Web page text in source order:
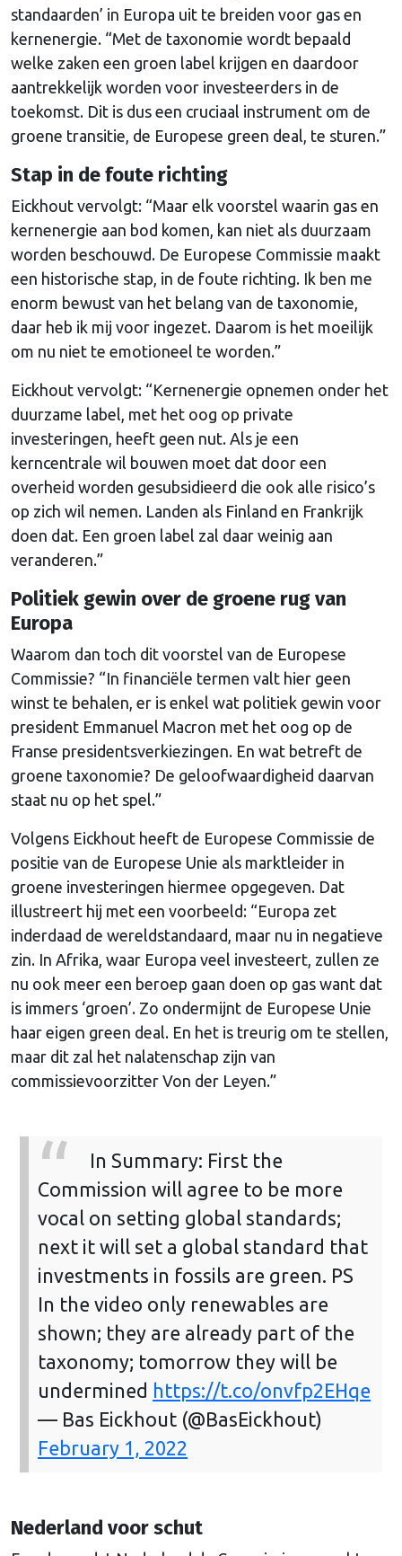
standaarden’ in Europa uit te breiden voor gas en
kernenergie. “Met de taxonomie wordt bepaald
welke zaken een groen label krijgen en daardoor
aantrekkelijk worden voor investeerders in de
toekomst. Dit is dus een cruciaal instrument om de
groene transitie, de Europese green deal, te sturen.”
Stap in de foute richting
Eickhout vervolgt: “Maar elk voorstel waarin gas en
kernenergie aan bod komen, kan niet als duurzaam
worden beschouwd. De Europese Commissie maakt
een historische stap, in de foute richting. Ik ben me
enorm bewust van het belang van de taxonomie,
daar heb ik mij voor ingezet. Daarom is het moeilijk
om nu niet te emotioneel te worden.”
Eickhout vervolgt: “Kernenergie opnemen onder het
duurzame label, met het oog op private
investeringen, heeft geen nut. Als je een
kerncentrale wil bouwen moet dat door een
overheid worden gesubsidieerd die ook alle risico’s
op zich wil nemen. Landen als Finland en Frankrijk
doen dat. Een groen label zal daar weinig aan
veranderen.”
Politiek gewin over de groene rug van
Europa
Waarom dan toch dit voorstel van de Europese
Commissie? “In financiële termen valt hier geen
winst te behalen, er is enkel wat politiek gewin voor
president Emmanuel Macron met het oog op de
Franse presidentsverkiezingen. En wat betreft de
groene taxonomie? De geloofwaardigheid daarvan
staat nu op het spel.”
Volgens Eickhout heeft de Europese Commissie de
positie van de Europese Unie als marktleider in
groene investeringen hiermee opgegeven. Dat
illustreert hij met een voorbeeld: “Europa zet
inderdaad de wereldstandaard, maar nu in negatieve
zin. In Afrika, waar Europa veel investeert, zullen ze
nu ook meer een beroep gaan doen op gas want dat
is immers ‘groen’. Zo ondermijnt de Europese Unie
haar eigen green deal. En het is treurig om te stellen,
maar dit zal het nalatenschap zijn van
commissievoorzitter Von der Leyen.”
In Summary: First the
Commission will agree to be more
vocal on setting global standards;
next it will set a global standard that
investments in fossils are green. PS
In the video only renewables are
shown; they are already part of the
taxonomy; tomorrow they will be
undermined https://t.co/onvfp2EHqe
— Bas Eickhout (@BasEickhout)
February 1, 2022
Nederland voor schut